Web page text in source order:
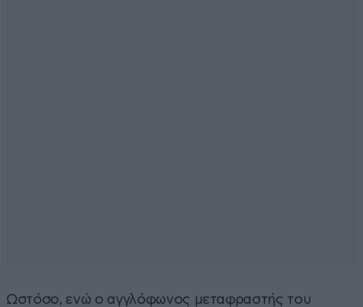
Ωστόσο, ενώ ο αγγλόφωνος μεταφραστής του